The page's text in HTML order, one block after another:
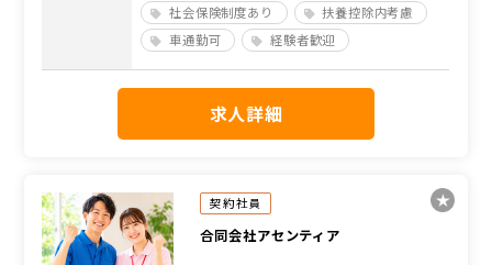
社会保険制度あり
扶養控除内考慮
車通勤可
経験者歓迎
求人詳細
契約社員
合同会社アセンティア